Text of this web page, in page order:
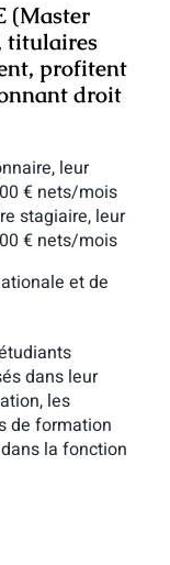
(Master
titulaires
profitent
droit
leur
€ nets/mois
stagiaire, leur
€ nets/mois
et de
dans leur
les
de formation
la fonction